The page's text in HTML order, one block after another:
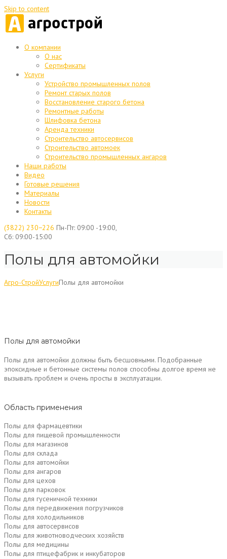
Skip to content
О компании
О нас
Сертификаты
Услуги
Устройство промышленных полов
Ремонт старых полов
Восстановление старого бетона
Ремонтные работы
Шлифовка бетона
Аренда техники
Строительство автосервисов
Строительство автомоек
Строительство промышленных ангаров
Наши работы
Видео
Готовые решения
Материалы
Новости
Контакты
(3822) 230−226 Пн-Пт: 09:00 -19:00,
Сб: 09:00-15:00
Полы для автомойки
Агро-СтройУслугиПолы для автомойки
Полы для автомойки
Полы для автомойки должны быть бесшовными. Подобранные
эпоксидные и бетонные системы полов способны долгое время не
вызывать проблем и очень просты в эксплуатации.
Область применения
Полы для фармацевтики
Полы для пищевой промышленности
Полы для магазинов
Полы для склада
Полы для автомойки
Полы для ангаров
Полы для цехов
Полы для парковок
Полы для гусеничной техники
Полы для передвижения погрузчиков
Полы для холодильников
Полы для автосервисов
Полы для животноводческих хозяйств
Полы для медицины
Полы для птицефабрик и инкубаторов